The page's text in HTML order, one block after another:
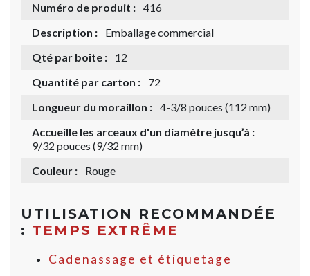
Numéro de produit : 416
Description :
Emballage commercial
Qté par boîte :
12
Quantité par carton :
72
Longueur du moraillon : 4-3/8 pouces (112 mm)
Accueille les arceaux d'un diamètre jusqu’à :
9/32 pouces (9/32 mm)
Couleur :
Rouge
UTILISATION RECOMMANDÉE
: TEMPS EXTRÊME
Cadenassage et étiquetage